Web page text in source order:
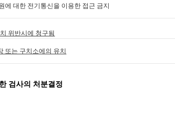
대한 전기통신을 이용한 접근 금지
위반시에 청구됨
또는 구치소에의 유치
검사의 처분결정